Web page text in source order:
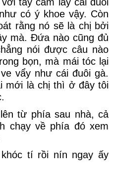
có ý khoe vậy. Còn
rằng nó sẽ là chị bởi
mà. Đứa nào cũng đủ
nói được câu nào
bọn, mà mái tóc lại
vẩy như cái đuôi gà.
mới là chị thì ở đây tôi
từ phía sau nhà, cả
chạy về phía đó xem
tí rồi nín ngay ấy